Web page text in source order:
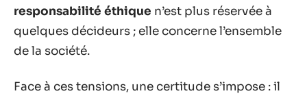
responsabilité éthique n’est plus réservée à
quelques décideurs ; elle concerne l’ensemble
de la société.
Face à ces tensions, une certitude s’impose : il